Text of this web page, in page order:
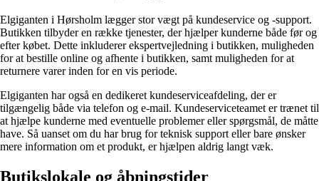
Elgiganten i Hørsholm lægger stor vægt på kundeservice og -support.
Butikken tilbyder en række tjenester, der hjælper kunderne både før og
efter købet. Dette inkluderer ekspertvejledning i butikken, muligheden
for at bestille online og afhente i butikken, samt muligheden for at
returnere varer inden for en vis periode.
Elgiganten har også en dedikeret kundeserviceafdeling, der er
tilgængelig både via telefon og e-mail. Kundeserviceteamet er trænet til
at hjælpe kunderne med eventuelle problemer eller spørgsmål, de måtte
have. Så uanset om du har brug for teknisk support eller bare ønsker
mere information om et produkt, er hjælpen aldrig langt væk.
Butikslokale og åbningstider